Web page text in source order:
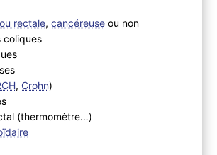
rectale, cancéreuseou non
coliques
, Crohn)
(thermomètre…)